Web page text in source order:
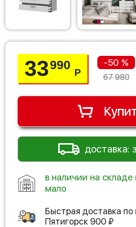
33990
Р
-50 %
67 980
доставка:
в наличии на складе
мало
Быстрая доставка по
Пятигорск 900 ₽